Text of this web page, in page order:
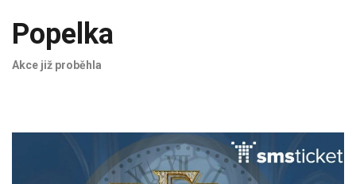
Popelka
Akce již proběhla